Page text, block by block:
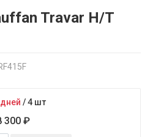
Travar H/T
/4 шт
300 ₽